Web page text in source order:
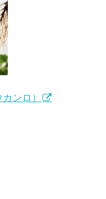
ンロ）